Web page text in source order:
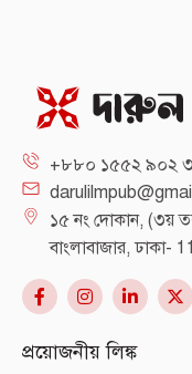
+৮৮০ ১৫৫২ ৯০২
১৫ নং দোকান, (৩য়
বাংলাবাজার, ঢাকা-
প্রয়োজনীয় লিঙ্ক